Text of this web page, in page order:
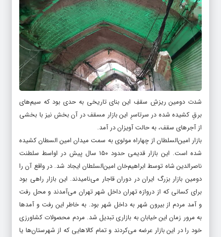
شدت دومین ریزشِ سقفِ این بنای تاریخی به حدی بود که سیم‌های
برقِ کشیده شده در سرتاسرِ این بازار مسقف در آن بخش نیز با بخشی
از آجرهای سقف، به حالت آویزان در آمد.
بازار امین‌السلطان از چهاراه مولوی به سمت میدان امین السطان کشیده
شده است. این بازار قدیمی حدود ۱۵۰ سال پیش در اواسط سلطنت
ناصرالدین شاه توسط ابراهیم‌خان امین‌السلطان ایجاد شد. در واقع آن را
دومین بازار بزرگ ایران در دوران قاجار می‌نامیدند. این بازار راهی بود
برای کسانی که از دروازه تهران داخل شهر تهران می‌آمدند و محل رفت
و آمد مردم از بیرون شهر به داخل شهر بود. به خاطر این رفت و آمدها
به مرور زمان این خیابان به بازاری تبدیل شد. مردم محصولات کشاورزی
خود را در این بازار عرضه می‌کردند و تمام کالاهایی که از شهرستان‌ها یا